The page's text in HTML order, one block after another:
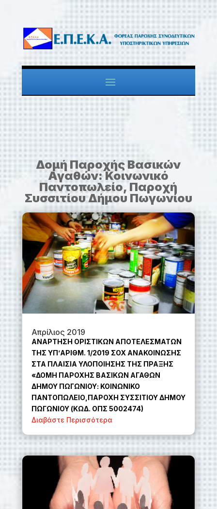
Δομή Παροχής Βασικών
Αγαθών: Κοινωνικό
Παντοπωλείο, Παροχή
Συσσιτίου Δήμου Πωγωνίου
Απρίλιος 2019
ΑΝΑΡΤΗΣΗ ΟΡΙΣΤΙΚΩΝ ΑΠΟΤΕΛΕΣΜΑΤΩΝ
ΤΗΣ ΥΠ’ΑΡΙΘΜ. 1/2019 ΣΟΧ ΑΝΑΚΟΙΝΩΣΗΣ
ΣΤΑ ΠΛΑΙΣΙΑ ΥΛΟΠΟΙΗΣΗΣ ΤΗΣ ΠΡΑΞΗΣ
«ΔΟΜΗ ΠΑΡΟΧΗΣ ΒΑΣΙΚΩΝ ΑΓΑΘΩΝ
ΔΗΜΟΥ ΠΩΓΩΝΙΟΥ: KOINΩΝΙΚΟ
ΠΑΝΤΟΠΩΛΕΙΟ,ΠΑΡΟΧΗ ΣΥΣΣΙΤΙΟΥ ΔΗΜΟΥ
ΠΩΓΩΝΙΟΥ (ΚΩΔ. ΟΠΣ 5002474)
Διαβάστε Περισσότερα